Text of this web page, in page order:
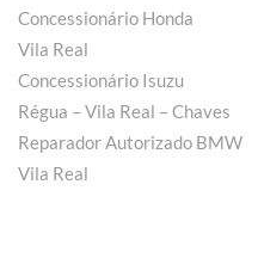
Concessionário Honda
Vila Real
Concessionário Isuzu
Régua – Vila Real – Chaves
Reparador Autorizado BMW
Vila Real